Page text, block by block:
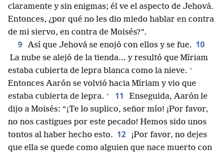
claramente y sin enigmas; él ve el aspecto de Jehová.
Entonces, ¿por qué no les dio miedo hablar en contra
de mi siervo, en contra de Moisés?”.
9 Así que Jehová se enojó con ellos y se fue. 10
La nube se alejó de la tienda... y resultó que Míriam
estaba cubierta de lepra blanca como la nieve. +
Entonces Aarón se volvió hacia Míriam y vio que
estaba cubierta de lepra. + 11
Enseguida, Aarón le
dijo a Moisés: “¡Te lo suplico, señor mío! ¡Por favor,
no nos castigues por este pecado! Hemos sido unos
tontos al haber hecho esto. 12
¡Por favor, no dejes
que ella se quede como alguien que nace muerto con